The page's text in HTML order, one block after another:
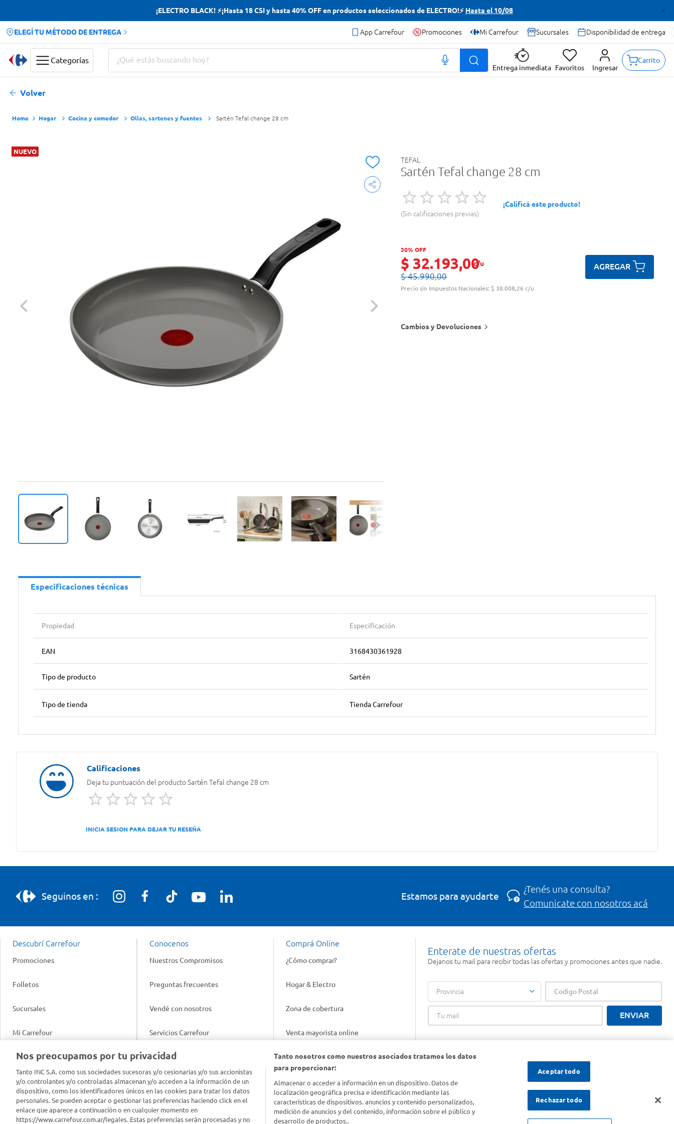
¡ELECTRO BLACK! ⚡¡Hasta 18 CSI y hasta 40% OFF en productos seleccionados de ELECTRO!⚡ Hasta el 10/08
ELEGÍ TU MÉTODO DE ENTREGA App Carrefour Promociones Mi Carrefour Sucursales Disponibilidad de entrega
Categorías
¿Qué estás buscando hoy?
Entrega inmediata Favoritos Ingresar
Carrito
Volver
Hogar Cocina y comedor Ollas, sartenes y fuentes Sartén Tefal change 28 cm
NUEVO
TEFAL
Sartén Tefal change 28 cm
Sin calificaciones previas
¡Calificá este producto!
30% OFF
$ 32.193,00c/u
$ 45.990,00
Precio sin Impuestos Nacionales: $ 38.008,26 c/u
AGREGAR
Cambios y Devoluciones
Especificaciones técnicas
Propiedad Especificación
EAN 3168430361928
Tipo de producto Sartén
Tipo de tienda Tienda Carrefour
Deja tu puntuación del productoSartén Tefal change 28 cm
INICIA SESION PARA DEJAR TU RESEÑA
Seguinos en : Estamos para ayudarte
¿Tenés una consulta?
Comunicate con nosotros acá
Descubrí Carrefour
Promociones
Folletos
Sucursales
Mi Carrefour
Productos Carrefour
Tarjeta Mi Carrefour
Panel Carrefour
Conocenos
Nuestros Compromisos
Preguntas frecuentes
Vendé con nosotros
Servicios Carrefour
Info útil
Tasas de interés
Contacto
Comprá Online
¿Cómo comprar?
Hogar & Electro
Zona de cobertura
Venta mayorista online
Gift cards empresariales
Enterate de nuestras ofertas
Dejanos tu mail para recibir todas las ofertas y promociones antes que nadie.
Provincia
ENVIAR
Nos preocupamos por tu privacidad
Tanto INC S.A. como sus sociedades sucesoras y/o cesionarias y/o sus accionistas
y/o controlantes y/o controladas almacenan y/o acceden a la información de un
dispositivo, como los identificadores únicos en las cookies para tratar los datos
personales. Se pueden aceptar o gestionar las preferencias haciendo click en el
enlace que aparece a continuación o en cualquier momento en
https://www.carrefour.com.ar/legales. Estas preferencias serán procesadas y no
Tanto nosotros como nuestros asociados tratamos los datos
para proporcionar:
Almacenar o acceder a información en un dispositivo. Datos de
localización geográfica precisa e identificación mediante las
características de dispositivos. anuncios y contenido personalizados,
medición de anuncios y del contenido, información sobre el público y
desarrollo de productos..
Aceptar todo
Rechazar todo
Términos más buscados
Jabon Tocador